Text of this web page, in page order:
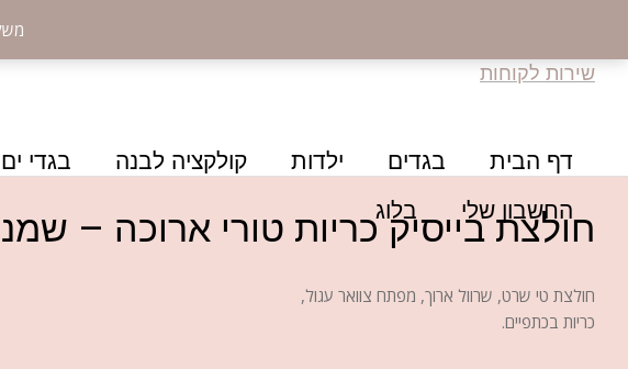
שירות לקוחות
דף הבית בגדים ילדות קולקציה לבנה בגדי ים
החשבון שלי
בלוג
חולצת בייסיק כריות טורי ארוכה –
חולצת טי שרט, שרוול ארוך, מפתח צוואר עגול,
כריות בכתפיים.